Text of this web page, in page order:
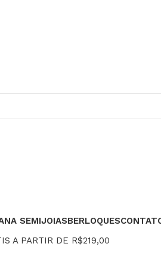
SEMIJOIASBERLOQUES
A PARTIR DE R$219,00